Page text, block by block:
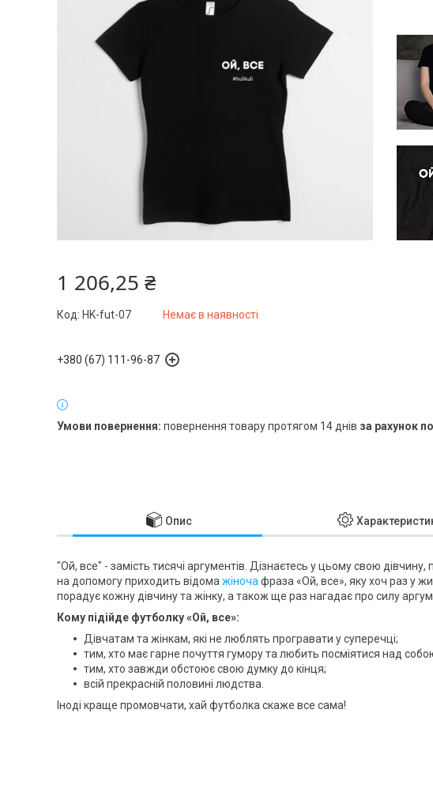
1 206,25 ₴
Немає в наявності
Код: HK-fut-07
+380 (67) 111-96-87
повернення товару протягом 14 днів за рахунок
Опис
"Ой, все" - замість тисячі аргументів. Дізнаєтесь у цьому свою
на допомогу приходить відома жіноча фраза «Ой, все», яку хоч раз у
порадує кожну дівчину та жінку, а також ще раз нагадає про силу
Кому підійде футболку «Ой, все»:
Дівчатам та жінкам, які не люблять програвати у суперечці;
тим, хто має гарне почуття гумору та любить посміятися над
тим, хто завжди обстоює свою думку до кінця;
всій прекрасній половині людства.
Іноді краще промовчати, хай футболка скаже все сама!